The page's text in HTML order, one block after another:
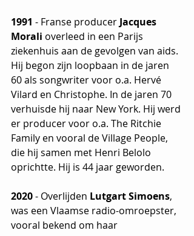
1991 - Franse producer Jacques
Morali overleed in een Parijs
ziekenhuis aan de gevolgen van aids.
Hij begon zijn loopbaan in de jaren
60 als songwriter voor o.a. Hervé
Vilard en Christophe. In de jaren 70
verhuisde hij naar New York. Hij werd
er producer voor o.a. The Ritchie
Family en vooral de Village People,
die hij samen met Henri Belolo
oprichtte. Hij is 44 jaar geworden.
2020 - Overlijden Lutgart Simoens,
was een Vlaamse radio-omroepster,
vooral bekend om haar